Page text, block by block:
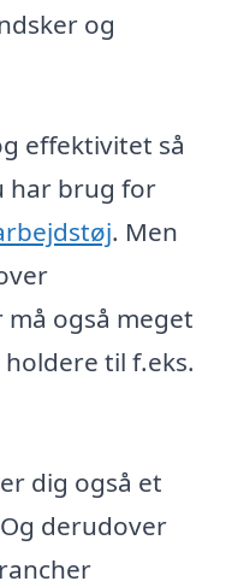
og
effektivitet så
har brug for
. Men
også meget
til f.eks.
dig også et
derudover